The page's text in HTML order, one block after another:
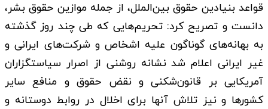
قواعد بنیادین حقوق بین‌الملل، از جمله موازین حقوق بشر،
دانست و تصریح کرد: تحریم‌هایی که طی چند روز گذشته
به بهانه‌های گوناگون علیه اشخاص و شرکت‌های ایرانی و
غیر ایرانی اعلام شد نشانه روشنی از اصرار سیاستگزاران
آمریکایی بر قانون‌شکنی و نقض حقوق و منافع سایر
کشورها و نیز تلاش آنها برای اخلال در روابط دوستانه و